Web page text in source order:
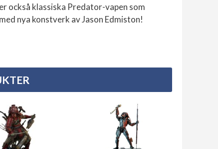
också klassiska Predator-vapen som
nya konstverk av Jason Edmiston!